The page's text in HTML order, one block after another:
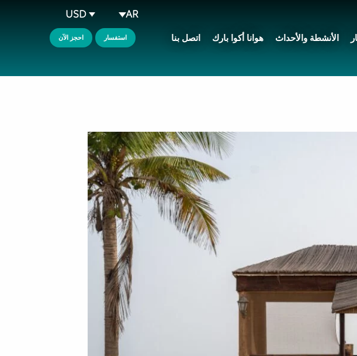
الأنشطة والأحداث هوانا أكوا بارك اتصل بنا
AR
USD
استفسار احجز الآن